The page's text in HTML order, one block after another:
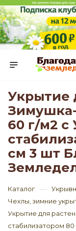
Укрытие
60 г/м2 с
см 3 шт
Каталог —
Чехлы, зимние
Укрытие для
стабилизатором